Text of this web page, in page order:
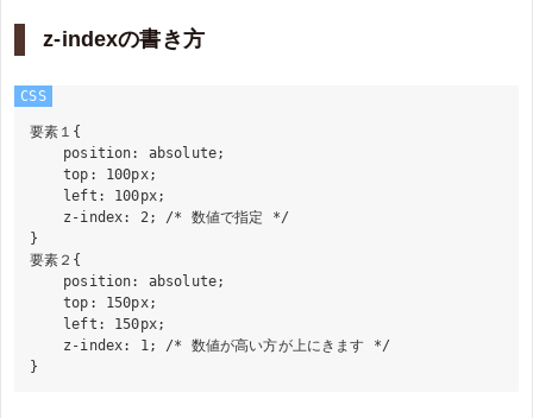
z-indexの書き方
CSS
要素１{
    position: absolute;
    top: 100px;
    left: 100px;
    z-index: 2; /* 数値で指定 */
}
要素２{
    position: absolute;
    top: 150px;
    left: 150px;
    z-index: 1; /* 数値が高い方が上にきます */